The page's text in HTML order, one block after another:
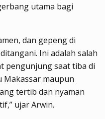
utama bagi
dan gepeng di
Ini adalah salah
pengunjung saat tiba di
Makassar maupun
tertib dan nyaman
ujar Arwin.